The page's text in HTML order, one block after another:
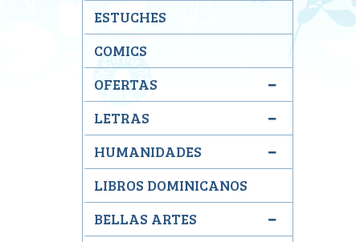
ESTUCHES
COMICS
OFERTAS
LETRAS
HUMANIDADES
LIBROS DOMINICANOS
BELLAS ARTES